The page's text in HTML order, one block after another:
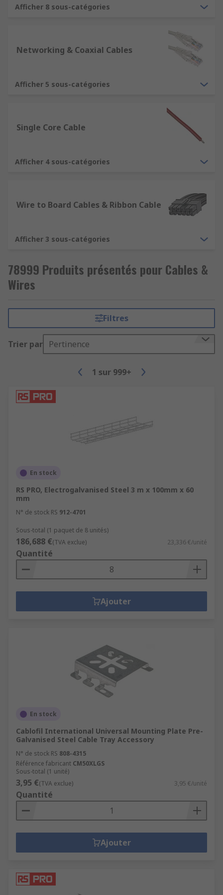
Afficher 8 sous-catégories
Networking & Coaxial Cables
Afficher 5 sous-catégories
Single Core Cable
Afficher 4 sous-catégories
Wire to Board Cables & Ribbon Cable
Afficher 3 sous-catégories
78999 Produits présentés pour Cables &
Wires
Filtres
Trier par Pertinence
1 sur 999+
En stock
RS PRO, Electrogalvanised Steel 3 m x 100mm x 60
mm
N° de stock RS 912-4701
Sous-total (1 paquet de 8 unités)
186,688 €(TVA exclue) 23,336 €/unité
Quantité
Ajouter
En stock
Cablofil International Universal Mounting Plate Pre-
Galvanised Steel Cable Tray Accessory
N° de stock RS 808-4315
Référence fabricant CM50XLGS
Sous-total (1 unité)
3,95 €(TVA exclue) 3,95 €/unité
Quantité
Ajouter